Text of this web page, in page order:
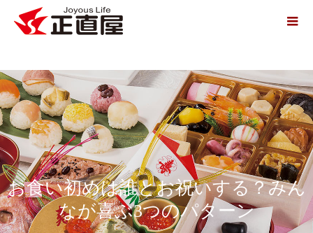
お食い初めは誰とお祝いする？みん
なが喜ぶ3つのパターン